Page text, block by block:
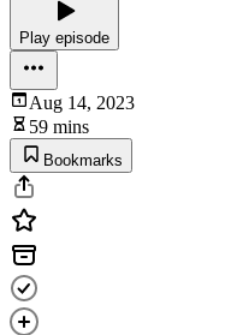
Play episode
Aug 14, 2023
59 mins
Bookmarks